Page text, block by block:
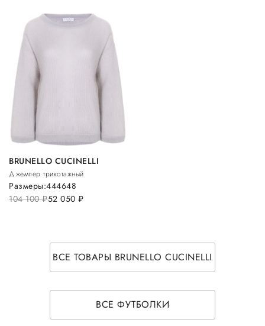
BRUNELLO CUCINELLI
Джемпер трикотажный
104 100руб.52 050 руб.
Размеры:444648
ВСЕ ТОВАРЫ BRUNELLO CUCINELLI
ВСЕ ФУТБОЛКИ